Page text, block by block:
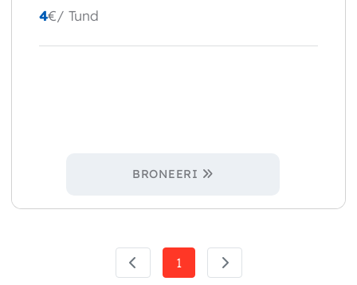
4€/ Tund
BRONEERI
1